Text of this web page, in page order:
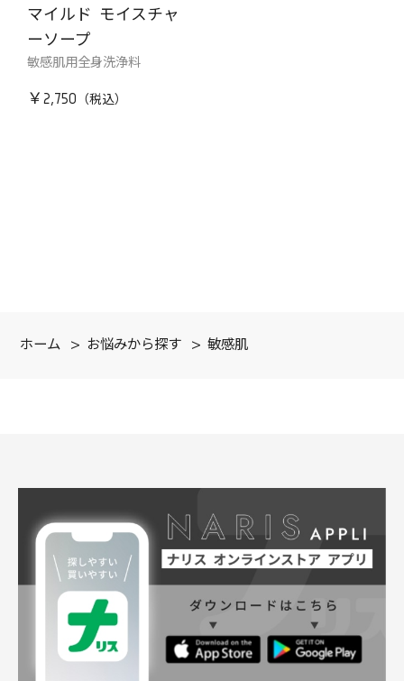
マイルド モイスチャ
ーソープ
敏感肌用全身洗浄料
￥2,750
ホーム > お悩みから探す >敏感肌